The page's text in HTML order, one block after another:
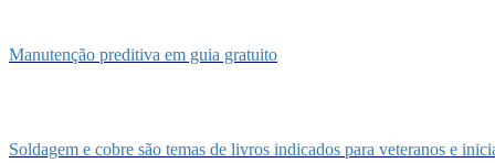
Manutenção preditiva em guia gratuito
Soldagem e cobre são temas de livros indicados para veteranos e